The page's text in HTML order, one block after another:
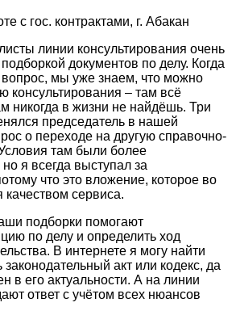
с гос. контрактами, г. Абакан
линии консультирования очень
документов по делу. Когда
мы уже знаем, что можно
консультирования – там всё
никогда в жизни не найдёшь. Три
председатель в нашей
о переходе на другую справочно-
там были более
я всегда выступал за
что это вложение, которое во
качеством сервиса.
подборки помогают
по делу и определить ход
В интернете я могу найти
законодательный акт или кодекс, да
в его актуальности. А на линии
ответ с учётом всех нюансов